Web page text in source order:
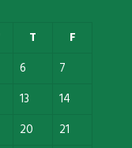
T
F
6
7
13
14
20
21